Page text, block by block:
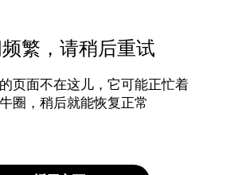
繁，请稍后重试
页面不在这儿，它可能正忙着
圈，稍后就能恢复正常